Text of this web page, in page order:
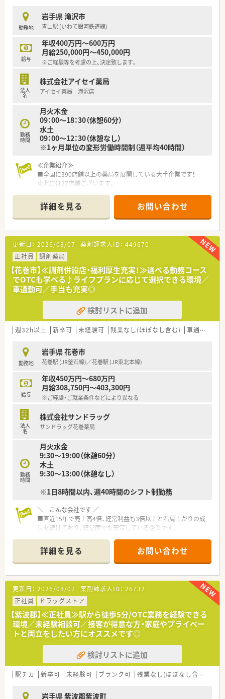
実です
■自動監査システムや自動混注器などの最新技術を店舗へ順次
導入しています。薬剤師様が本当に働きやすい職場を常に追求
しています。
≪研修内容≫
■経験や資格によってランク分けされており、ランクに応じて必
■ランクが上がれば給与にも反映されるためモチベーションに
繋がる方が多くいらっしゃいます。
修、評価者研修）、月例勉強会、ロジカルシンキング研修、プレゼ
ンテーション研修、研修認定薬剤師取得へのe-ラーニングなど数
えだすとキリがないぐらい多種多様の研修がございます。
≪薬局について≫
しの良い職場となっております。
施設の処方も受けており、お薬の仕分け等の多様な経験が出来る
薬局です。
いる企業です。
充実した研修制度や実力に応じたキャリアパスを用意するなど、
人材育成に非常に力を入れていらっしゃいます。
≪こんな方にオススメ≫
■お仕事とプライベートを両方充実して働きたい方
■ライフイベントの際にも企業側がしっかりとしたサポート体
制を取って欲しいという方
■薬剤師としてスキル面でも人間的にも成長していきたいとい
う方
■幅広い世代の方がお勤めしており、共に高めあっており雰囲気
はどちらの店舗も◎
雰囲気重視で選びたい方にピッタリの求人です。
勤務地
岩手県 滝沢市
青山駅 (いわて銀河鉄道線)
給与
年収400万円～600万円
月給250,000円～450,000円
※ご経験等を考慮の上、決定致します。
法人
名
株式会社アイセイ薬局
アイセイ薬局 滝沢店
勤務
時間
月火木金
09：00～18：30（休憩60分）
水土
09：00～12：30（休憩なし）
※1ヶ月単位の変形労働時間制（週平均40時間）
≪企業紹介≫
■全国に390店舗以上の薬局を展開している大手企業です！
東北には27店舗ございます。
エリアを特定し、転勤なく地域に根付いた働き方か、全国で幅広
く経験を積みたいなど、ご要望に合わせた働き方が可能です。
≪ワークライフバランスが実現可能≫
■平年で年間休日123日相当！
年次有給休暇は12日付与（4月1日入社時点）あり、他の企業より
日数が多いことが魅力の1つです。
■子育てサポートも充実！
産前産後休暇の取得はもちろんのこと、時短勤務も1日最大2時
間まで就業時間を短くして働くことができるため、子育て中の方
も活躍できる環境です。
≪将来のキャリアをバックアップ≫
■選択肢が広がる！
薬剤師で活躍できる場はもちろんのことですが、他にも社員の
さまざまな目標を持つ社員たちが自分の可能性を広げていま
す。
1年に1回、勤務コースの変更や将来のビジョン、職場環境につい
てのアンケート調査を実施し、
その調査結果をもとに、働きやすい環境で着実にキャリアアップ
を目指せるようサポートします。
■独立支援制度
独立後も経営分析ツールの提供、薬事情報の提供や研修など、さ
まざまな支援を通して店舗経営を応援します！
≪薬局について≫
■門前のクリニックから整形外科メインで処方箋応需していま
す。1日80枚ほど応需しており、残量ほぼ無く勤務可能です。
■薬剤師2名、事務2名の薬局です。残業時間は月5時間程度と少
詳細を見る お問い合わせ
更新日： 2026/08/07 薬剤師求人ID： 449670
正社員
調剤薬局
【花巻市】≪調剤併設店・福利厚生充実！≫選べる勤務コース
でOTCも学べる♪ライフプランに応じて選択できる環境／
車通勤可／手当も充実◎
検討リストに追加
週32h以上 新卒可 未経験可 残業なし(ほぼなし含む) 車通勤可
勤務地
岩手県 花巻市
花巻駅 (JR釜石線)／花巻駅 (JR東北本線)
給与
年収450万円～680万円
月給308,750円～403,300円
※ご経験・ご就業条件などにより異なる
法人
名
株式会社サンドラッグ
サンドラッグ花巻薬局
勤務
時間
月火水金
9:30～19:00（休憩60分）
木土
9:30～13:00（休憩なし）
※1日8時間以内、週40時間のシフト制勤務
＼ こんな会社です ／
■直近15年で売上高4倍、経常利益も3倍以上と右肩上がりの成
長を続けており、経営面でも安定している企業です。
設、駅前型や郊外型店舗など様々な店舗のスタイルが安定・成長・
高収益に繋がっています。
■国の指針に沿って、かかりつけ薬剤師・薬局の機能に加えて、
OTC薬や健康食品、介護や食事・栄養摂取に関することまで気軽
に相談できる薬局として厚生労働省が定める「健康サポート薬
局」についても、認定の取得に取り組んでいます。
≪ 働き方について ≫
■入社時に調剤コースかOTCコースを選択でき、それに応じた教
育プログラムを受講することができます。
もちろん途中でコースの変更も可能ですし、調剤コースにいなが
らOTCも勉強できます。
■処方箋枚数を1人あたり20～30枚に設定し余裕を持った人員
配置をすることで、じっくりと教育をしたり、働きやすい労働環
境を整えたり、一人の患者様に丁寧に対応することを実現させて
■1店舗2ライン制により専門業務を分担しているので、日用雑
詳細を見る お問い合わせ
更新日： 2026/08/07 薬剤師求人ID： 26732
正社員
ドラッグストア
【紫波郡】≪正社員≫駅から徒歩5分/OTC業務を経験できる
環境／未経験相談可／接客が得意な方・家庭やプライベー
トと両立をしたい方にオススメです◎
検討リストに追加
駅チカ 新卒可 未経験可 ブランク可 残業なし(ほぼなし含む)
岩手県 紫波郡紫波町